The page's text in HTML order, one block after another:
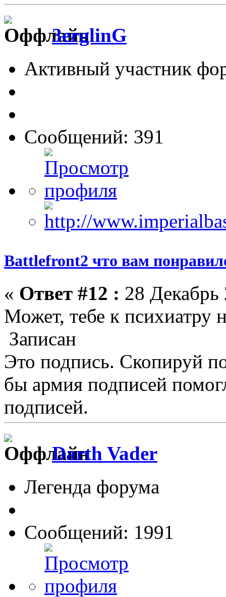
3erglinG
Активный участник
Сообщений: 391
Battlefront2 что вам
« Ответ #12 : 28
Может, тебе к психиатру
Записан
Это подпись. Скопируй
бы армия подписей
подписей.
Darth Vader
Легенда форума
Сообщений: 1991